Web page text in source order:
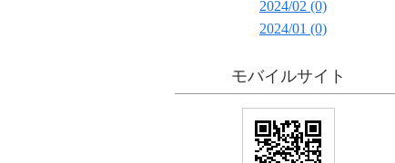
2024/02 (0)
2024/01 (0)
モバイルサイト